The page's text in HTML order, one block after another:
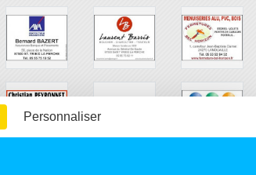
Personnaliser